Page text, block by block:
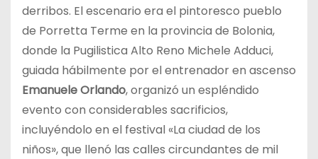
derribos. El escenario era el pintoresco pueblo
de Porretta Terme en la provincia de Bolonia,
donde la Pugilistica Alto Reno Michele Adduci,
guiada hábilmente por el entrenador en ascenso
Emanuele Orlando, organizó un espléndido
evento con considerables sacrificios,
incluyéndolo en el festival «La ciudad de los
niños», que llenó las calles circundantes de mil